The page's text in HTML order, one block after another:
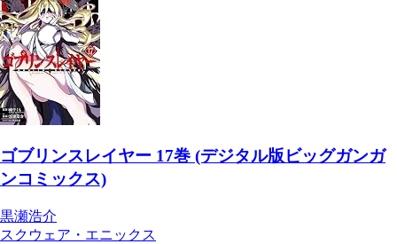
ゴブリンスレイヤー 17巻 (デジタル版ビッグガンガ
ンコミックス)
黒瀬浩介
スクウェア・エニックス